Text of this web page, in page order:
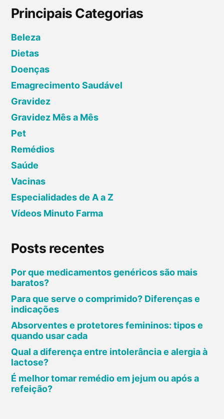
e
p
o
s
t
s
Principais Categorias
Beleza
Dietas
Doenças
Emagrecimento Saudável
Gravidez
Gravidez Mês a Mês
Pet
Remédios
Saúde
Vacinas
Especialidades de A a Z
Vídeos Minuto Farma
Posts recentes
Por que medicamentos genéricos são mais
baratos?
Para que serve o comprimido? Diferenças e
indicações
Absorventes e protetores femininos: tipos e
quando usar cada
Qual a diferença entre intolerância e alergia à
lactose?
É melhor tomar remédio em jejum ou após a
refeição?